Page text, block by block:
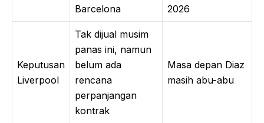
Barcelona 2026
Keputusan
Liverpool
Tak dijual musim
panas ini, namun
belum ada
rencana
perpanjangan
kontrak
Masa depan Diaz
masih abu-abu